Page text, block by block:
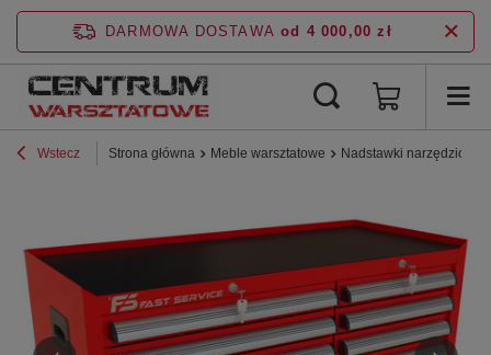
DARMOWA DOSTAWA od 4 000,00 zł
Wstecz Strona główna Meble warsztatowe Nadstawki narzędziowe